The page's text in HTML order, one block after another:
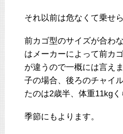
それ以前は危なくて乗せら
前カゴ型のサイズが合わ
はメーカーによって前カ
が違うので一概には言え
子の場合、後ろのチャイ
たのは2歳半、体重11kgく
季節にもよります。